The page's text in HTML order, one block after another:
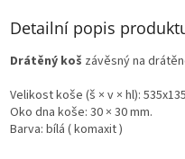
Detailní popis
Drátěný koš závěsný na
Velikost koše (š × v × hl):
Oko dna koše: 30 × 30 mm.
Barva: bílá ( komaxit )